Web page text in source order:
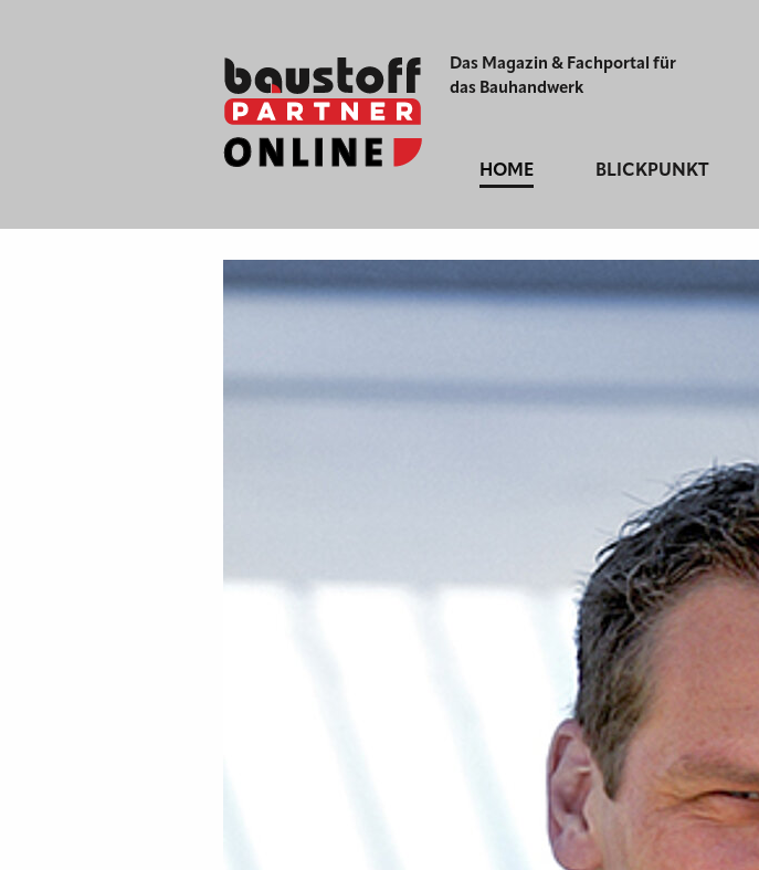
Das Magazin & Fachportal für
das Bauhandwerk
HOME BLICKPUNKT